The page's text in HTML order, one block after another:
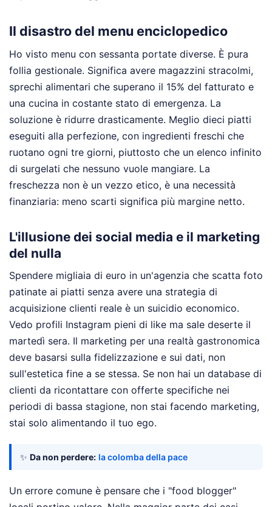
Il disastro del menu enciclopedico
Ho visto menu con sessanta portate diverse. È pura
follia gestionale. Significa avere magazzini stracolmi,
sprechi alimentari che superano il 15% del fatturato e
una cucina in costante stato di emergenza. La
soluzione è ridurre drasticamente. Meglio dieci piatti
eseguiti alla perfezione, con ingredienti freschi che
ruotano ogni tre giorni, piuttosto che un elenco infinito
di surgelati che nessuno vuole mangiare. La
freschezza non è un vezzo etico, è una necessità
finanziaria: meno scarti significa più margine netto.
L'illusione dei social media e il marketing
del nulla
Spendere migliaia di euro in un'agenzia che scatta foto
patinate ai piatti senza avere una strategia di
acquisizione clienti reale è un suicidio economico.
Vedo profili Instagram pieni di like ma sale deserte il
martedì sera. Il marketing per una realtà gastronomica
deve basarsi sulla fidelizzazione e sui dati, non
sull'estetica fine a se stessa. Se non hai un database di
clienti da ricontattare con offerte specifiche nei
periodi di bassa stagione, non stai facendo marketing,
stai solo alimentando il tuo ego.
✨ Da non perdere: la colomba della pace
Un errore comune è pensare che i "food blogger"